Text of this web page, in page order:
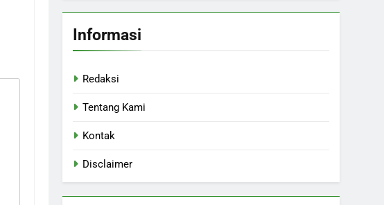
Informasi
Redaksi
Tentang Kami
Kontak
Disclaimer